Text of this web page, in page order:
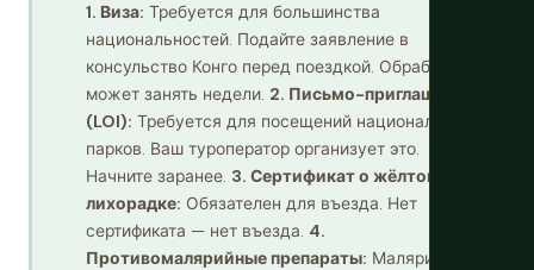
1. Виза: Требуется для большинства
национальностей. Подайте заявление в
консульство Конго перед поездкой. Обработка
может занять недели. 2. Письмо-приглашение
(LOI): Требуется для посещений национальных
парков. Ваш туроператор организует это.
Начните заранее. 3. Сертификат о жёлтой
лихорадке: Обязателен для въезда. Нет
сертификата — нет въезда. 4.
Противомалярийные препараты: Малярия